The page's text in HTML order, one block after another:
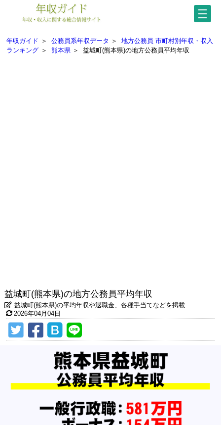
年収ガイド ＞ 公務員系年収データ ＞
地方公務員 市町村別年収・収入
ランキング ＞ 熊本県 ＞ 益城町(熊本県)の地方公務員平均年収
益城町(熊本県)の地方公務員平均年収
益城町(熊本県)の平均年収や退職金、各種手当てなどを掲載
2026年04月04日